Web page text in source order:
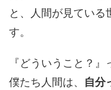
と、人間が見ている
す。
『どういうこと？
僕たち人間は、 自分